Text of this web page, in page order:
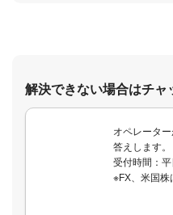
解決できない場合はチャ
オペレータ
答えします。
受付時間：
※FX、米国株